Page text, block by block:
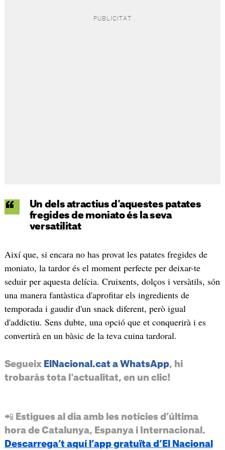
Un dels atractius d'aquestes patates
fregides de moniato és la seva
versatilitat
Així que, si encara no has provat les patates fregides de
moniato, la tardor és el moment perfecte per deixar-te
seduir per aquesta delícia. Cruixents, dolços i versàtils, són
una manera fantàstica d'aprofitar els ingredients de
temporada i gaudir d'un snack diferent, però igual
d'addictiu. Sens dubte, una opció que et conquerirà i es
convertirà en un bàsic de la teva cuina tardoral.
Segueix ElNacional.cat a WhatsApp, hi
trobaràs tota l'actualitat, en un clic!
📲 Estigues al dia amb les notícies d’última
hora de Catalunya, Espanya i Internacional.
Descarrega’t aquí l’app gratuïta d’El Nacional